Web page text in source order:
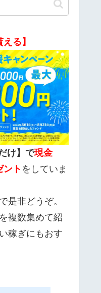
る】
け】で現金
ント をしていま
是非どうぞ。
複数集めて紹
稼ぎにもおす